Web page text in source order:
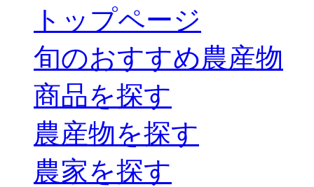
トップページ
旬のおすすめ農産物
商品を探す
農産物を探す
農家を探す